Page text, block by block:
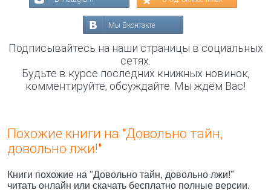
Мы Вконтакте
Подписывайтесь на наши страницы в социальных
сетях.
Будьте в курсе последних книжных новинок,
комментируйте, обсуждайте. Мы ждём Вас!
Похожие книги на "Довольно тайн,
довольно лжи!"
Книги похожие на "Довольно тайн, довольно лжи!"
читать онлайн или скачать бесплатно полные версии.